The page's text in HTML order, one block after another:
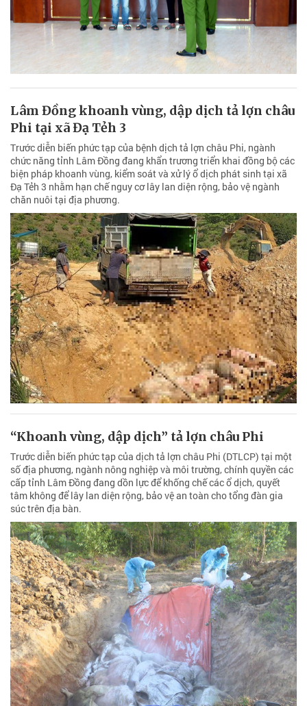
Lâm Đồng khoanh vùng, dập dịch tả lợn châu
Phi tại xã Đạ Tẻh 3
Trước diễn biến phức tạp của bệnh dịch tả lợn châu Phi, ngành
chức năng tỉnh Lâm Đồng đang khẩn trương triển khai đồng bộ các
biện pháp khoanh vùng, kiểm soát và xử lý ổ dịch phát sinh tại xã
Đạ Tẻh 3 nhằm hạn chế nguy cơ lây lan diện rộng, bảo vệ ngành
chăn nuôi tại địa phương.
“Khoanh vùng, dập dịch” tả lợn châu Phi
Trước diễn biến phức tạp của dịch tả lợn châu Phi (DTLCP) tại một
số địa phương, ngành nông nghiệp và môi trường, chính quyền các
cấp tỉnh Lâm Đồng đang dồn lực để khống chế các ổ dịch, quyết
tâm không để lây lan diện rộng, bảo vệ an toàn cho tổng đàn gia
súc trên địa bàn.